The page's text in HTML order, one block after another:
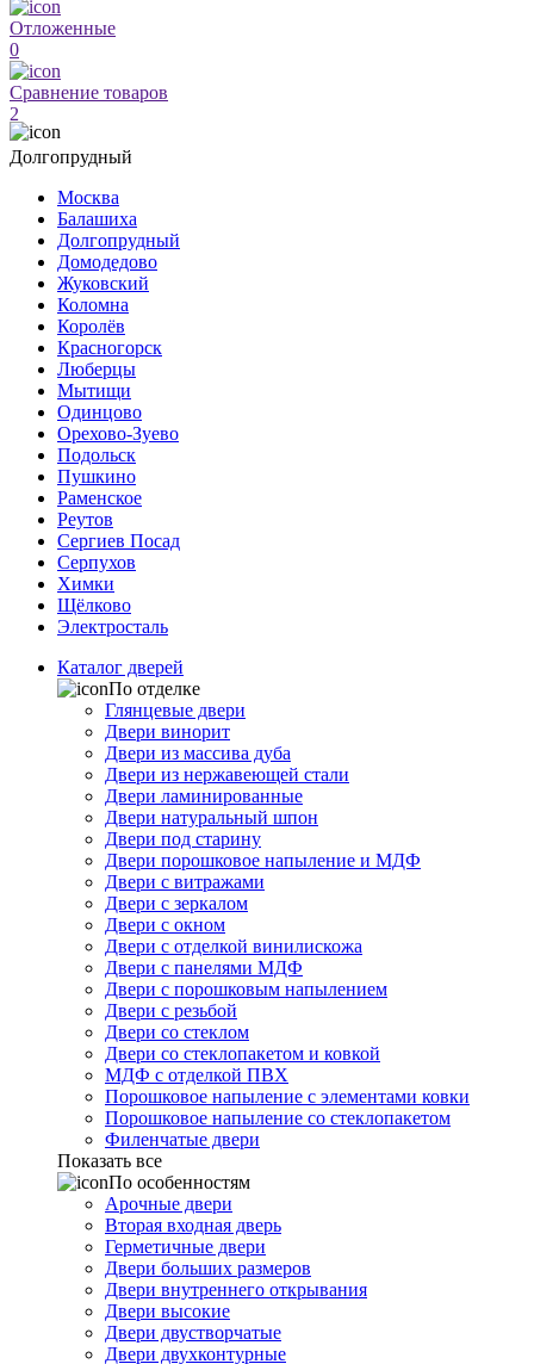
Отложенные
0
Сравнение товаров
2
Долгопрудный
Москва
Балашиха
Долгопрудный
Домодедово
Жуковский
Коломна
Королёв
Красногорск
Люберцы
Мытищи
Одинцово
Орехово-Зуево
Подольск
Пушкино
Раменское
Реутов
Сергиев Посад
Серпухов
Химки
Щёлково
Электросталь
Каталог дверей
По отделке
Глянцевые двери
Двери винорит
Двери из массива дуба
Двери из нержавеющей стали
Двери ламинированные
Двери натуральный шпон
Двери под старину
Двери порошковое напыление и МДФ
Двери с витражами
Двери с зеркалом
Двери с окном
Двери с отделкой винилискожа
Двери с панелями МДФ
Двери с порошковым напылением
Двери с резьбой
Двери со стеклом
Двери со стеклопакетом и ковкой
МДФ с отделкой ПВХ
Порошковое напыление с элементами ковки
Порошковое напыление со стеклопакетом
Филенчатые двери
Показать все
По особенностям
Арочные двери
Вторая входная дверь
Герметичные двери
Двери больших размеров
Двери внутреннего открывания
Двери высокие
Двери двустворчатые
Двери двухконтурные